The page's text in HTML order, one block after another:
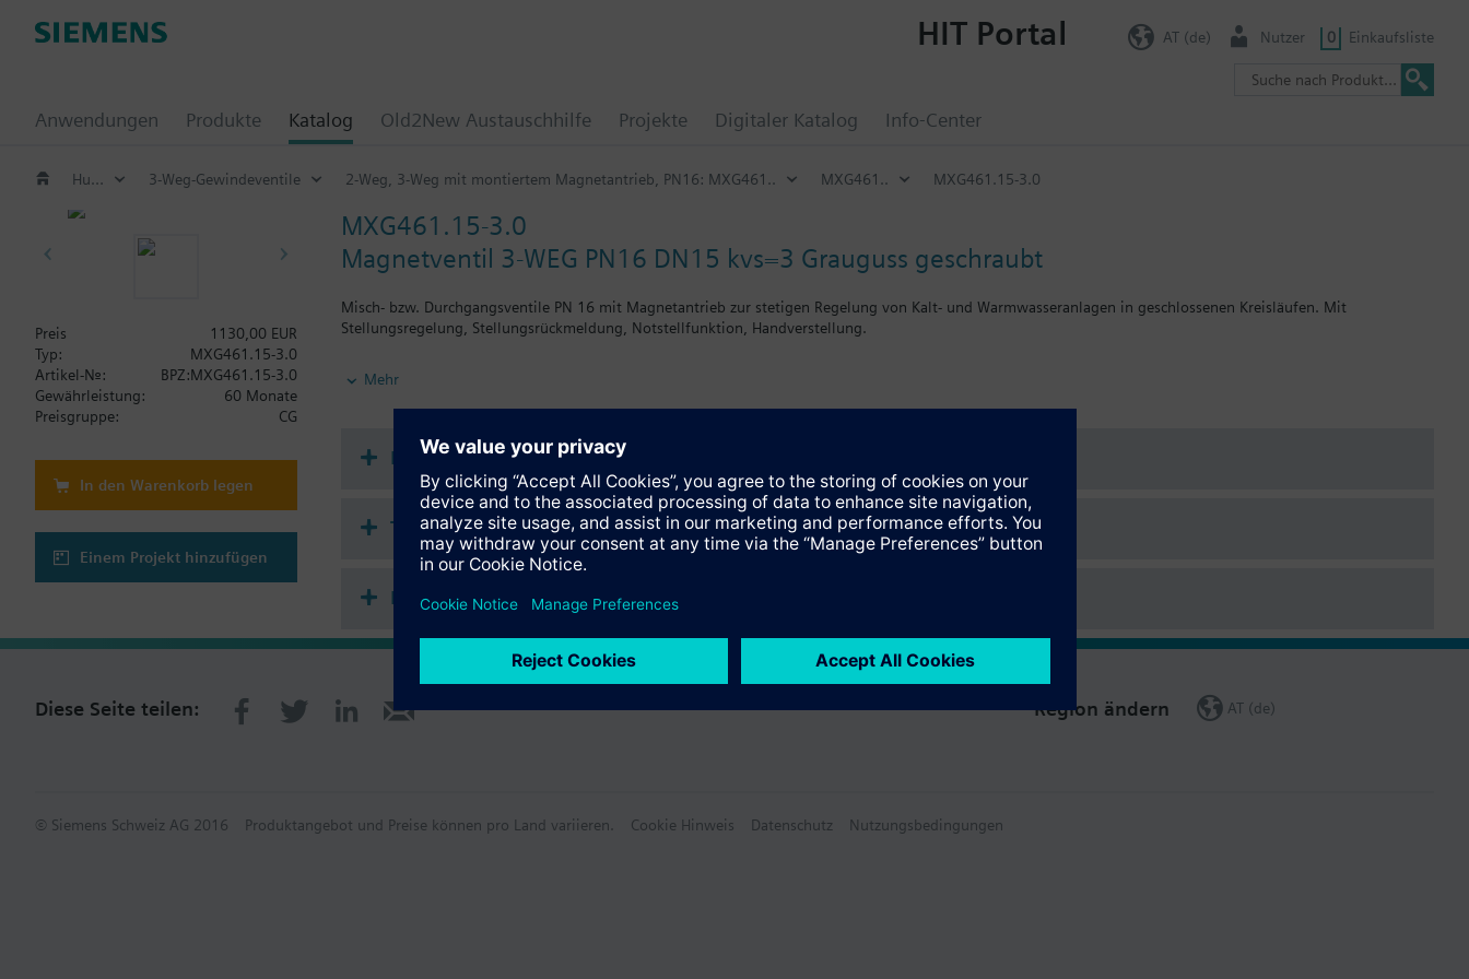
Anwendungen Produkte Katalog Old2New Austauschhilfe Projekte Digitaler Katalog Info-Center
HIT Portal AT (de) Nutzer 0 Einkaufsliste
Hub- und druckunabhängige Regelventile (PICV) 3-Weg-Gewindeventile 2-Weg, 3-Weg mit montiertem Magnetantrieb, PN16: MXG461.. MXG461.. MXG461.15-3.0
MXG461.15-3.0
Magnetventil 3-WEG PN16 DN15 kvs=3 Grauguss geschraubt
Misch- bzw. Durchgangsventile PN 16 mit Magnetantrieb zur stetigen Regelung von Kalt- und Warmwasseranlagen in geschlossenen Kreisläufen. Mit
Stellungsregelung, Stellungsrückmeldung, Notstellfunktion, Handverstellung.
Weitere Informationen
Bei Verwendung als Durchgangsventil ist der Eingang B mit dem mitgelieferten Zubehör (Mutter, Deckel, Flachdichtung) zu verschliessen.
MXG461..P Ventile für mineralölhaltige Medien (Datenblatt N4455)
Das Ventil darf nur als Misch- oder Durchgangsventil eingesetzt werden, nicht als Verteilventil.
Mehr
Preis
1130,00 EUR
Typ:
MXG461.15-3.0
Artikel-Nr.:
BPZ:MXG461.15-3.0
Gewährleistung:
60 Monate
Preisgruppe:
CG
In den Warenkorb legen
Einem Projekt hinzufügen
Dokumente
Technische Daten
Mehrfach wählbares Zubehör
Diese Seite teilen: Region ändern AT (de)
© Siemens Schweiz AG 2016 Produktangebot und Preise können pro Land variieren. Cookie Hinweis Datenschutz Nutzungsbedingungen